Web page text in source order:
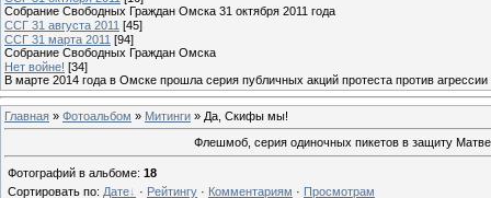
Собрание Свободных Граждан Омска 31 октября 2011 года
ССГ 31 августа 2011 [45]
ССГ 31 марта 2011 [94]
Собрание Свободных Граждан Омска
Нет войне! [34]
В марте 2014 года в Омске прошла серия публичных акций протеста против
Главная » Фотоальбом » Митинги » Да, Скифы мы!
Флешмоб, серия одиночных пикетов в защиту
Фотографий в альбоме: 18
Сортировать по: Дате · Рейтингу · Комментариям · Просмотрам